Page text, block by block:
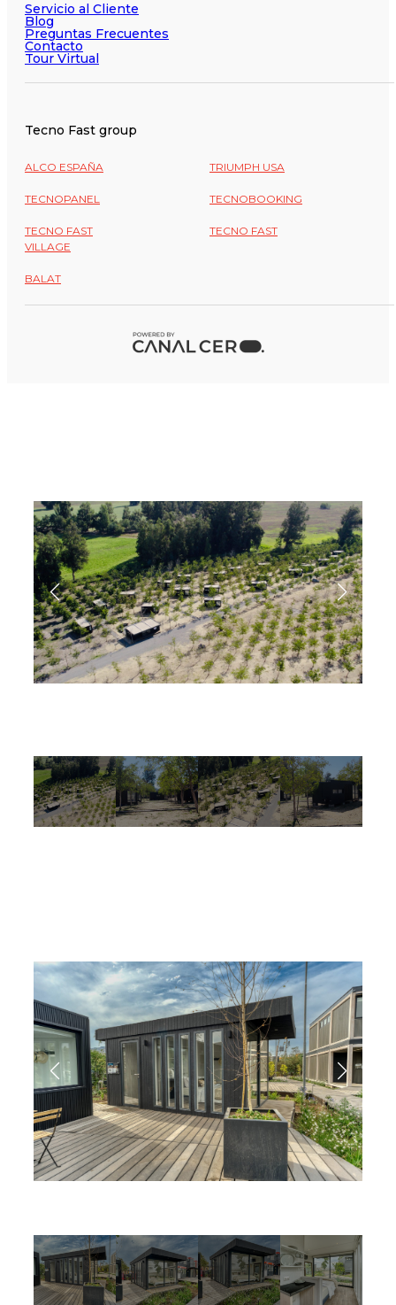
Servicio al Cliente
Blog
Preguntas Frecuentes
Contacto
Tour Virtual
Tecno Fast group
ALCO ESPAÑA TRIUMPH USA
TECNOPANEL TECNOBOOKING
TECNO FAST
VILLAGE
TECNO FAST
BALAT